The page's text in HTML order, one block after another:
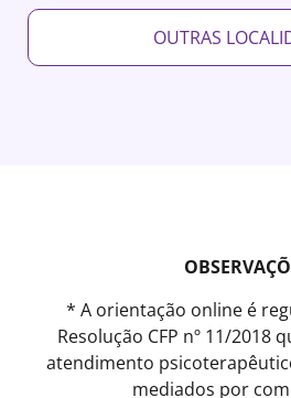
OUTRAS
* A orientação online é
Resolução CFP nº 11/2018
atendimento
mediados por